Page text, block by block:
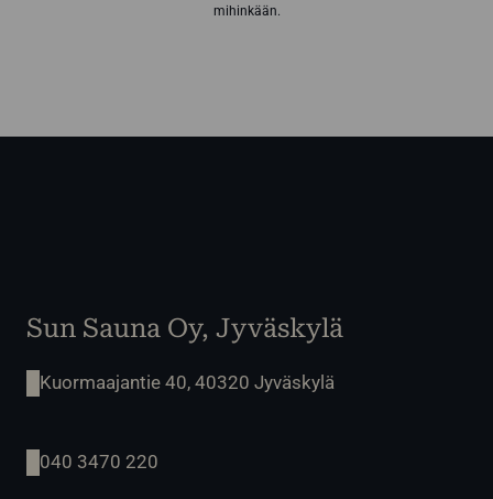
mihinkään.
Sun Sauna Oy, Jyväskylä
Kuormaajantie 40, 40320 Jyväskylä
040 3470 220